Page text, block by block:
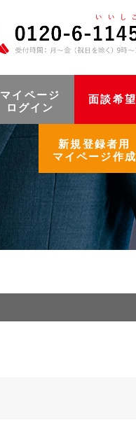
面談希望
マイページ
ログイン
新規登録者用
マイページ作成